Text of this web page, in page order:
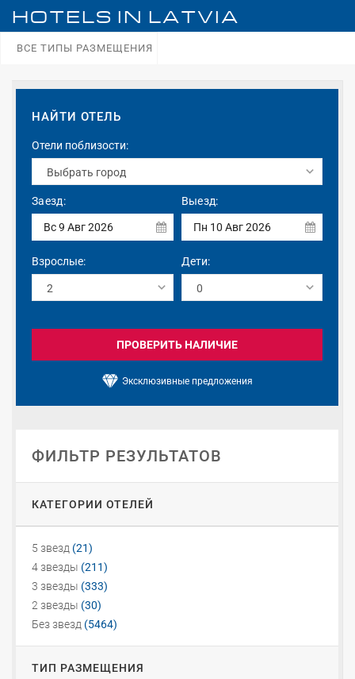
HOTELS IN LATVIA
ВСЕ ТИПЫ РАЗМЕЩЕНИЯ
НАЙТИ ОТЕЛЬ
Отели поблизости:
Заезд:
Вс 9 Авг 2026
Выезд:
Пн 10 Авг 2026
Взрослые: Дети:
ПРОВЕРИТЬ НАЛИЧИЕ
Эксклюзивные предложения
ФИЛЬТР РЕЗУЛЬТАТОВ
КАТЕГОРИИ ОТЕЛЕЙ
5 звезд (21)
4 звезды (211)
3 звезды (333)
2 звезды (30)
Без звезд (5464)
ТИП РАЗМЕЩЕНИЯ